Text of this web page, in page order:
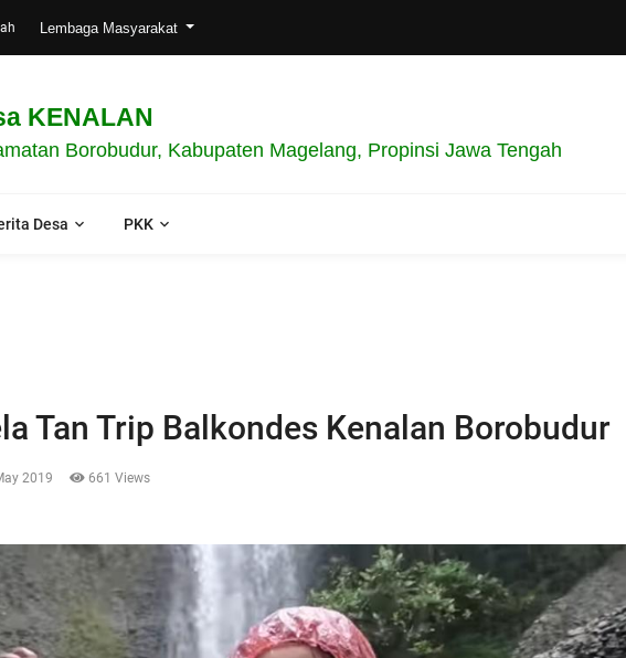
Lembaga Masyarakat
KENALAN
Borobudur, Kabupaten Magelang, Propinsi Jawa Tengah
Desa PKK
Tan Trip Balkondes Kenalan Borobudur
2019 661 Views